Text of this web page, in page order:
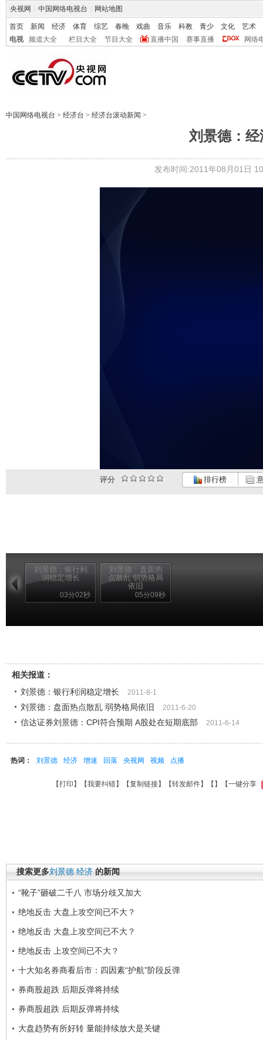
央视网 中国网络电视台 网站地图
首页 新闻 经济 体育 综艺 春晚 戏曲 音乐 科教 青少 文化
艺术
电视
频道大全 栏目大全 节目大全 直播中国 赛事直播 网络
中国网络电视台 > 经济台 > 经济台滚动新闻 >
刘景德：
发布时间:2011年08月01日
评分 排行榜
刘景德：银行利
润稳定增长
03分02秒
刘景德：盘面热
点散乱 弱势格局
依旧
05分09秒
相关报道：
刘景德：银行利润稳定增长
2011-8-1
刘景德：盘面热点散乱 弱势格局依旧 2011-6-20
信达证券刘景德：CPI符合预期 A股处在短期底部 2011-6-14
热词： 刘景德 经济 增速 回落 央视网 视频 点播
【打印 】【我要纠错】【复制链接】【转发邮件】【 】 【一键分享
搜索更多刘景德 经济 的新闻
“靴子”砸破二千八 市场分歧又加大
绝地反击 大盘上攻空间已不大？
绝地反击 大盘上攻空间已不大？
绝地反击 上攻空间已不大？
十大知名券商看后市：四因素“护航”阶段反弹
券商股超跌 后期反弹将持续
券商股超跌 后期反弹将持续
大盘趋势有所好转 量能持续放大是关键